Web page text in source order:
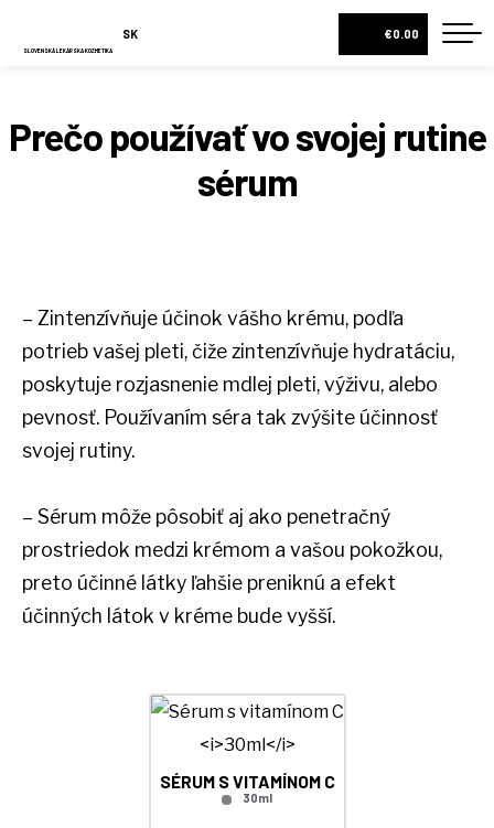
SLOVENSKÁ LEKÁRSKA KOZMETIKA
SK
O NÁS
KRÉMY A PLEŤOVÉ SÉRA
PLEŤOVÉ VODY
TELOVÉ MLIEKA
KONTAKT
MÔJ ÚČET
€0.00
Prečo používať vo svojej rutine
sérum
– Zintenzívňuje účinok vášho krému, podľa
potrieb vašej pleti, čiže zintenzívňuje hydratáciu,
poskytuje rozjasnenie mdlej pleti, výživu, alebo
pevnosť. Používaním séra tak zvýšite účinnosť
svojej rutiny.
– Sérum môže pôsobiť aj ako penetračný
prostriedok medzi krémom a vašou pokožkou,
preto účinné látky ľahšie preniknú a efekt
účinných látok v kréme bude vyšší.
SÉRUM S VITAMÍNOM C
30ml